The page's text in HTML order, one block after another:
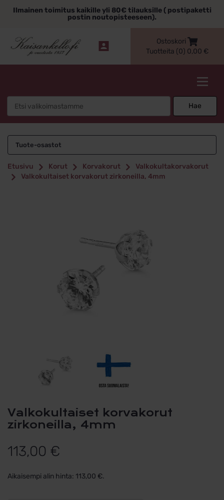
sisältöönIlmainen toimitus kaikille yli 80€ tilauksille ( postipaketti
postin noutopisteeseen).
Ostoskori
Tuotteita (0) 0,00 €
Hae
Tuote-osastot
Etusivu Korut Korvakorut
Valkokultakorvakorut
Valkokultaiset korvakorut zirkoneilla, 4mm
Valkokultaiset korvakorut
zirkoneilla, 4mm
113,00 €
Aikaisempi alin hinta: 113,00 €.